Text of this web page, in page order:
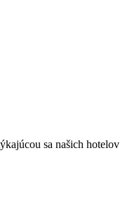
sa našich hotelov